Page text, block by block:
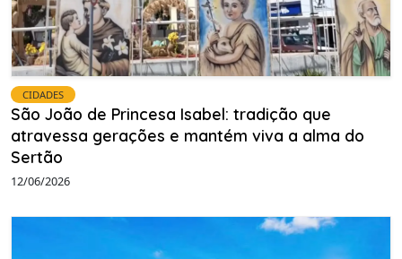
CIDADES
São João de Princesa Isabel: tradição que
atravessa gerações e mantém viva a alma do
Sertão
12/06/2026